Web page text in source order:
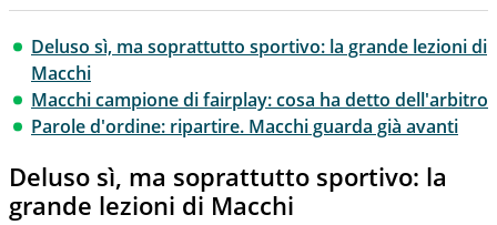
Deluso sì, ma soprattutto sportivo: la grande lezioni di
Macchi
Macchi campione di fairplay: cosa ha detto dell'arbitro
Parole d'ordine: ripartire. Macchi guarda già avanti
Deluso sì, ma soprattutto sportivo: la
grande lezioni di Macchi